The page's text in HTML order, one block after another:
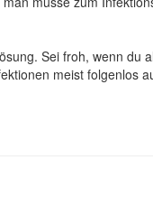
Sei froh, wenn du
meist folgenlos